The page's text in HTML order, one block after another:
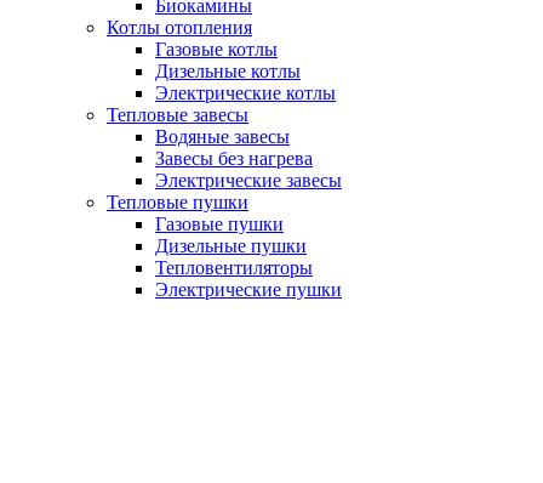
Биокамины
Котлы отопления
Газовые котлы
Дизельные котлы
Электрические котлы
Тепловые завесы
Водяные завесы
Завесы без нагрева
Электрические завесы
Тепловые пушки
Газовые пушки
Дизельные пушки
Тепловентиляторы
Электрические пушки